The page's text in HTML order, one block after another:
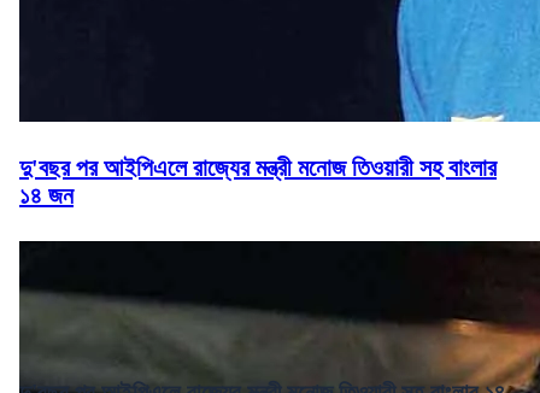
দু'বছর পর আইপিএলে রাজ্যের মন্ত্রী মনোজ তিওয়ারী সহ বাংলার
১৪ জন